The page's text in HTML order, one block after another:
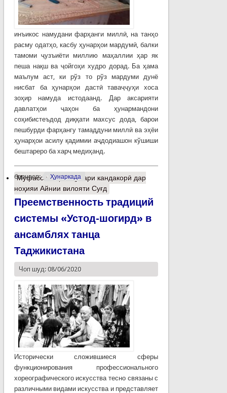
инъикос намудани фарҳанги миллӣ, на танҳо
расму одатҳо, касбу ҳунарҳои мардумӣ, балки
тамоми ҷузъиёти миллию маҳаллии ҳар як
пеша нақш ва ҷойгоҳи худро дорад. Ба ҳама
маълум аст, ки рўз то рўз мардуми дунё
нисбат ба ҳунарҳои дастӣ таваҷҷуҳи хоса
зоҳир намуда истодаанд. Дар аксарияти
давлатҳои ҷаҳон ба ҳунармандони
соҳибистеъдод диққати махсус дода, барои
пешбурди фарҳангу тамаддуни миллӣ ва эҳёи
ҳунарҳои асилу қадимии аҷдодиашон кўшиши
бештареро ба харҷ медиҳанд.
барчасп: Ҳунаркада
Муфассалтаро Ҳунари кандакорӣ дар
ноҳияи Айнии вилояти Суғд
Преемственность традиций
системы «Устод-шогирд» в
ансамблях танца
Таджикистана
Чоп шуд: 08/06/2020
Исторически сложившиеся сферы
функционирования профессионального
хореографического искусства тесно связаны с
различными видами искусства и представляет